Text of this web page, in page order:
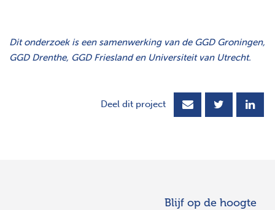
Dit onderzoek is een samenwerking van de GGD Groningen,
GGD Drenthe, GGD Friesland en Universiteit van Utrecht.
Deel dit project
Blijf op de hoogte